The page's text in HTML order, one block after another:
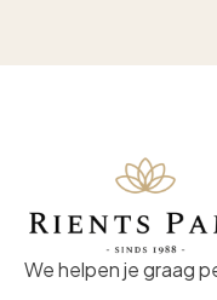
We helpen je graag